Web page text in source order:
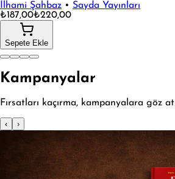
İlhami Şahbaz • Sayda Yayınları
₺187,00₺220,00
Sepete Ekle
Kampanyalar
Fırsatları kaçırma, kampanyalara göz at
‹ ›